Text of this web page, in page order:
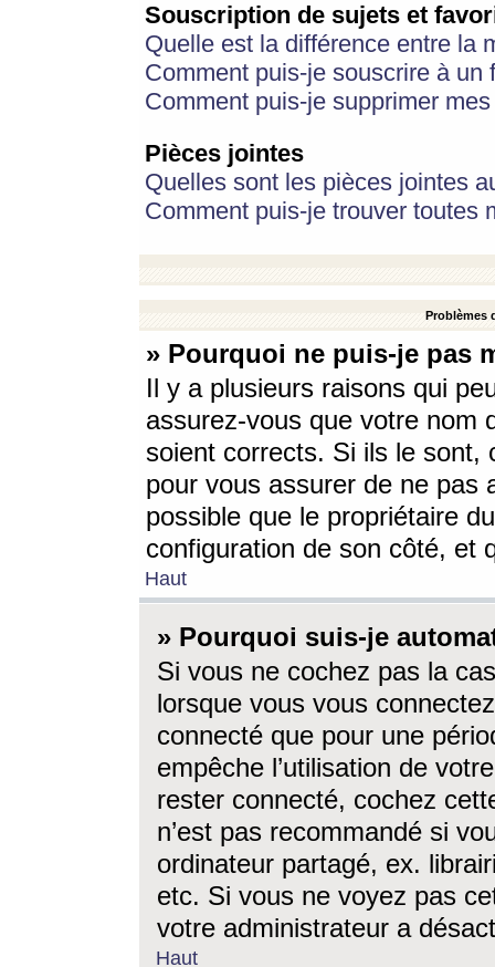
Souscription de sujets et
Quelle est la différence entre la
Comment puis-je souscrire à
Comment puis-je supprimer
Pièces jointes
Quelles sont les pièces jointes
Comment puis-je trouver toutes
Problèmes
» Pourquoi ne puis-je pas
Il y a plusieurs raisons qui
assurez-vous que votre nom
soient corrects. Si ils le sont,
pour vous assurer de ne pas
possible que le propriétaire
configuration de son côté, et
Haut
» Pourquoi suis-je
Si vous ne cochez pas la
lorsque vous vous
connecté que pour une
empêche l’utilisation de
rester connecté, cochez
n’est pas recommandé si
ordinateur partagé, ex.
etc. Si vous ne voyez pas
votre administrateur a
Haut